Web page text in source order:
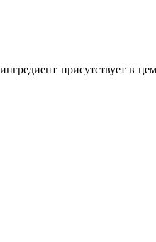
присутствует в